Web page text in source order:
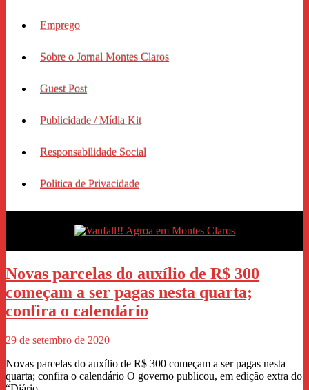
Emprego
Sobre o Jornal Montes Claros
Guest Post
Publicidade / Mídia Kit
Responsabilidade Social
Politica de Privacidade
Novas parcelas do auxílio de R$ 300
começam a ser pagas nesta quarta;
confira o calendário
29 de setembro de 2020
Novas parcelas do auxílio de R$ 300 começam a ser pagas nesta
quarta; confira o calendário O governo publicou, em edição extra do